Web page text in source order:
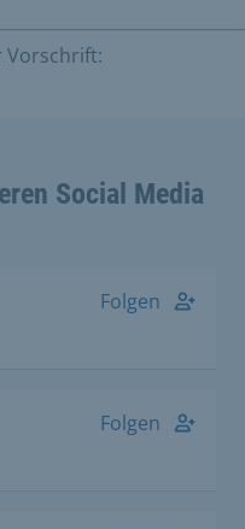
Vorschrift:
Social Media
Folgen
Folgen